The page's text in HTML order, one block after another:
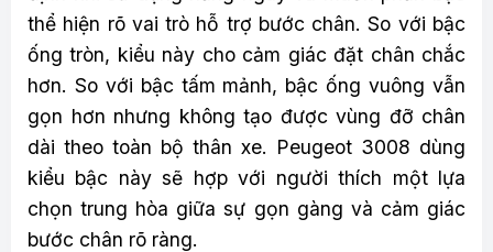
thể hiện rõ vai trò hỗ trợ bước chân. So với bậc
ống tròn, kiểu này cho cảm giác đặt chân chắc
hơn. So với bậc tấm mảnh, bậc ống vuông vẫn
gọn hơn nhưng không tạo được vùng đỡ chân
dài theo toàn bộ thân xe. Peugeot 3008 dùng
kiểu bậc này sẽ hợp với người thích một lựa
chọn trung hòa giữa sự gọn gàng và cảm giác
bước chân rõ ràng.